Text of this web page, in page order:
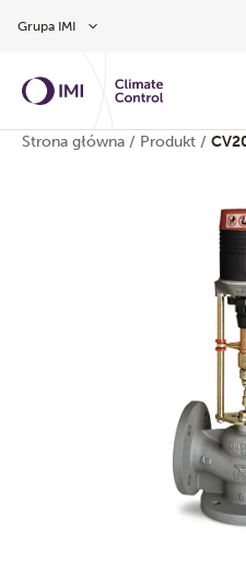
Grupa IMI
Strona główna / Produkt /